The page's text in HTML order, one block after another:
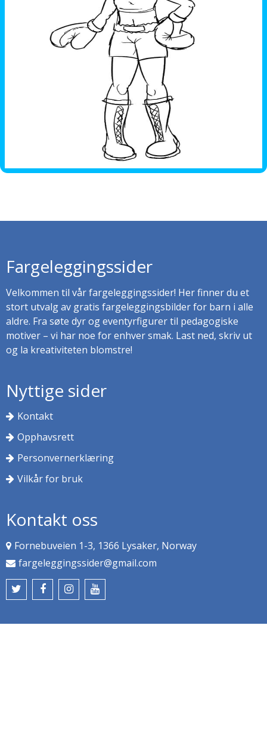
Fargeleggingssider
Velkommen til vår fargeleggingssider! Her finner du et
stort utvalg av gratis fargeleggingsbilder for barn i alle
aldre. Fra søte dyr og eventyrfigurer til pedagogiske
motiver – vi har noe for enhver smak. Last ned, skriv ut
og la kreativiteten blomstre!
Nyttige sider
Kontakt
Opphavsrett
Personvernerklæring
Vilkår for bruk
Kontakt oss
Fornebuveien 1-3, 1366 Lysaker, Norway
fargeleggingssider@gmail.com